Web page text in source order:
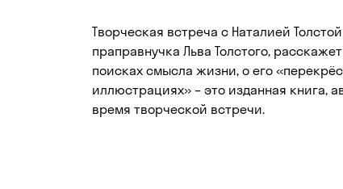
Творческая встреча с Наталией
праправнучка Льва Толстого,
поисках смысла жизни, о его
иллюстрациях» – это изданная книга,
время творческой встречи.